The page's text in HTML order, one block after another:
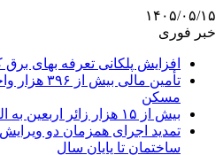
۱۴۰۵/۰۵/۱۵
خبر فوری
افزایش پلکانی تعرفه بهای
تأمین مالی
مسکن
بیش از ۱۵ هزار زائر اربعین به البرز بازگشتند
ساختمان تا پایان سال